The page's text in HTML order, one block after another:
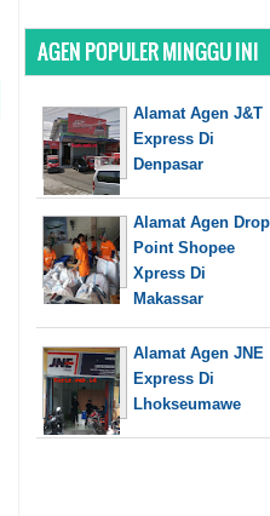
AGEN POPULER MINGGU INI
Alamat Agen J&T
Express Di
Denpasar
Alamat Agen Drop
Point Shopee
Xpress Di
Makassar
Alamat Agen JNE
Express Di
Lhokseumawe